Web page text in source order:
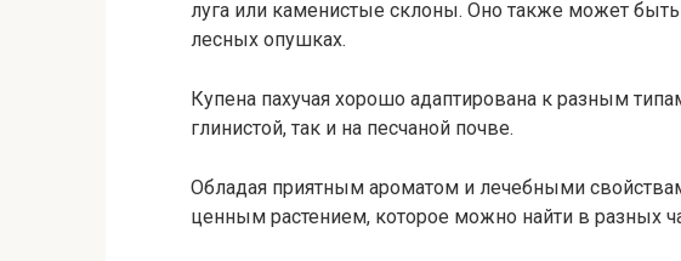
луга или каменистые склоны. Оно также может быть
лесных опушках.
Купена пахучая хорошо адаптирована к разным
глинистой, так и на песчаной почве.
Обладая приятным ароматом и лечебными
ценным растением, которое можно найти в разных